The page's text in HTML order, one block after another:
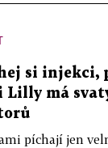
si injekci,
Lilly má
píchají jen